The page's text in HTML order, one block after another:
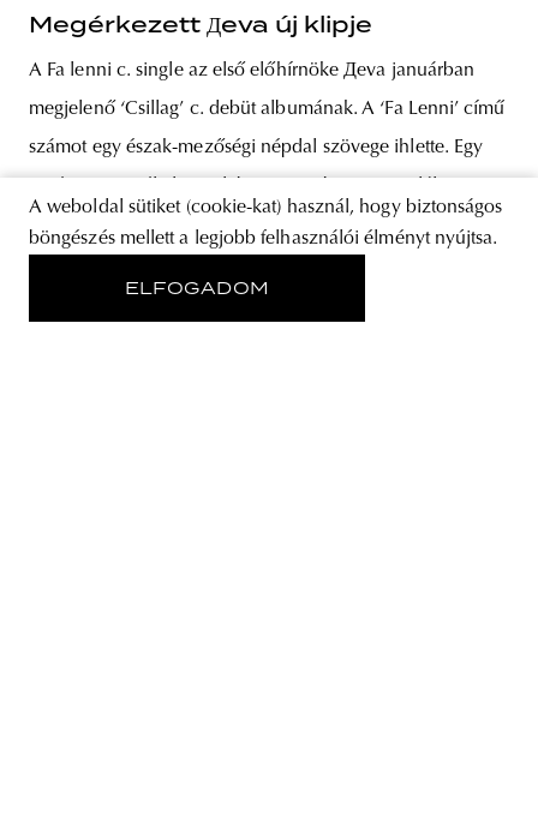
Megérkezett Дeva új klipje
A Fa lenni c. single az első előhírnöke Дeva januárban
megjelenő ‘Csillag’ c. debüt albumának. A ‘Fa Lenni’ című
számot egy észak-mezőségi népdal szövege ihlette. Egy
természethez, ugyanakkor megbocsájtásra csak akkor lel,
A weboldal sütiket (cookie-kat) használ, hogy biztonságos
böngészés mellett a legjobb felhasználói élményt nyújtsa.
ELFOGADOM